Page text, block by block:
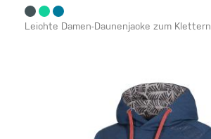
Leichte Damen-Daunenjacke zum Klettern